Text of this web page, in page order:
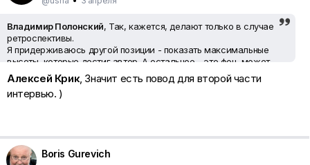
Владимир Полонский, Так, кажется, делают только в случае
ретроспективы.
Я придерживаюсь другой позиции - показать максимальные
высоты, которые достиг автор. А остальное - это фон, может
и интересный, позволяющий посмотреть творческий путь
падений и восхождений. И, опять же, лично мое мнение)))) -
две фоты высокого уровня автором пропущены. То ли забыла
Алексей Крик, Значит есть повод для второй части
интервью. )
Boris Gurevich